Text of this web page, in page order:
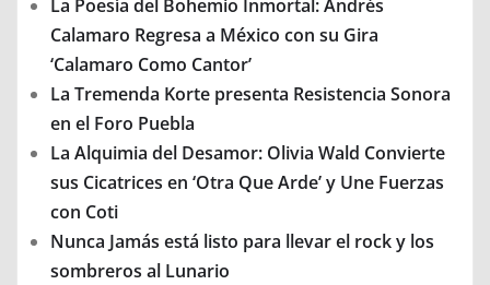
La Poesía del Bohemio Inmortal: Andrés
Calamaro Regresa a México con su Gira
‘Calamaro Como Cantor’
La Tremenda Korte presenta Resistencia Sonora
en el Foro Puebla
La Alquimia del Desamor: Olivia Wald Convierte
sus Cicatrices en ‘Otra Que Arde’ y Une Fuerzas
con Coti
Nunca Jamás está listo para llevar el rock y los
sombreros al Lunario